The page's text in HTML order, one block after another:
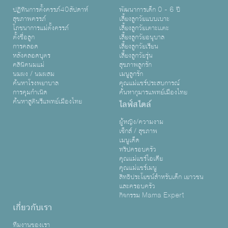
ปฏิทินการตั้งครรภ์40สัปดาห์
สุขภาพครรภ์
โภชนาการแม่ตั้งครรภ์
ตั้งชื่อลูก
การคลอด
หลังคลอดบุตร
คลินิคนมแม่
นมผง / นมผสม
ค้นหาโรงพยาบาล
การคุมกำเนิด
ค้นหาสูตินรีแพทย์เมืองไทย
พัฒนาการเด็ก 0 - 6 ปี
เลี้ยงลูกวัยแบบเบาะ
เลี้ยงลูกวัยเตาะเเตะ
เลี้ยงลูกวัยอนุบาล
เลี้ยงลูกวัยเรียน
เลี้ยงลูกวัยรุ่น
สุขภาพลูกรัก
เมนูลูกรัก
คุณแม่แชร์ประสบการณ์
ค้นหากุมารแพทย์เมืองไทย
ไลฟ์สไตล์
ผู้หญิง/ความงาม
เซ็กส์ / สุขภาพ
เมนูเด็ด
ทริปครอบครัว
คุณแม่แชร์ไอเดีย
คุณแม่แชร์เมนู
สิทธิประโยชน์สำหรับเด็ก เยาวชน
และครอบครัว
กิจกรรม Mama Expert
เกี่ยวกับเรา
ทีมงานของเรา